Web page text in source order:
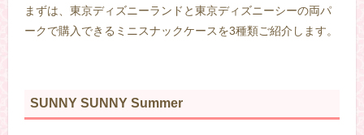
まずは、東京ディズニーランドと東京ディズニーシーの両パ
ークで購入できるミニスナックケースを3種類ご紹介します。
SUNNY SUNNY Summer